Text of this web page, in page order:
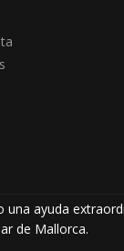
una ayuda
de Mallorca.